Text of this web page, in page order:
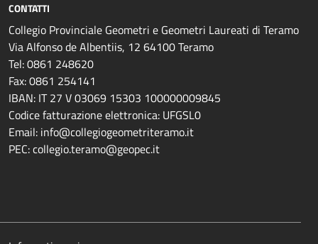
CONTATTI
Collegio Provinciale Geometri e Geometri Laureati di Teramo
Via Alfonso de Albentiis, 12 64100 Teramo
Tel: 0861 248620
Fax: 0861 254141
IBAN: IT 27 V 03069 15303 100000009845
Codice fatturazione elettronica: UFGSL0
Email: info@collegiogeometriteramo.it
PEC: collegio.teramo@geopec.it